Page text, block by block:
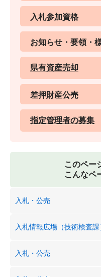
入札参加資格
お知らせ・要領・
県有資産売却
差押財産公売
指定管理者の募集
このペー
こんなペ
入札・公売
入札情報広場（技術検査課
入札・公売